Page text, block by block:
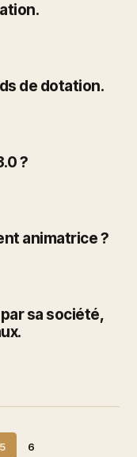
de dotation.
?
animatrice ?
sa société,
5 6